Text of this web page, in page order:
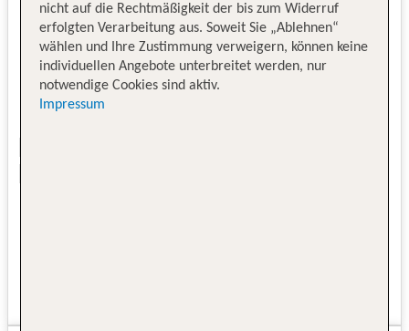
nicht auf die Rechtmäßigkeit der bis zum Widerruf
erfolgten Verarbeitung aus. Soweit Sie „Ablehnen“
wählen und Ihre Zustimmung verweigern, können keine
individuellen Angebote unterbreitet werden, nur
notwendige Cookies sind aktiv.
Impressum